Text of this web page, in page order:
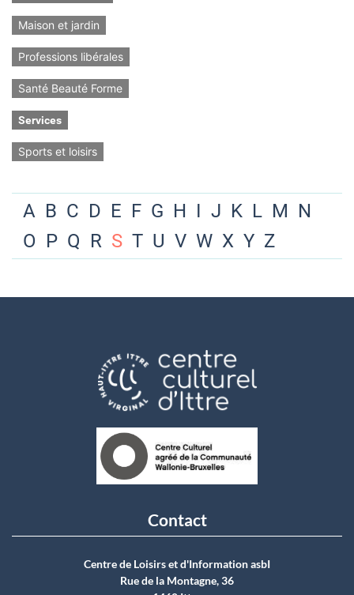
Maison et jardin
Professions libérales
Santé Beauté Forme
Services
Sports et loisirs
A B C D E F G H I J K L M N
O P Q R S T U V W X Y Z
Contact
Centre de Loisirs et d'Information asbI
Rue de la Montagne, 36